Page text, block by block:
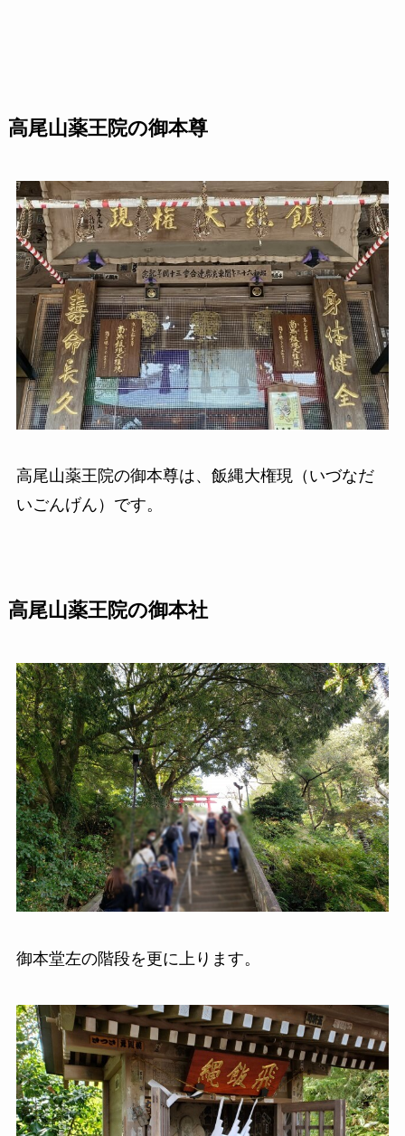
高尾山薬王院の御本尊
高尾山薬王院の御本尊は、飯縄大権現（いづなだ
いごんげん）です。
高尾山薬王院の御本社
御本堂左の階段を更に上ります。